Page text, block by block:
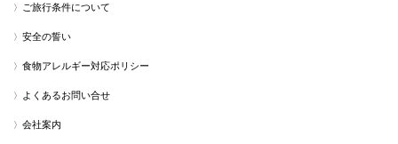
ご旅行条件について
安全の誓い
食物アレルギー対応ポリシー
よくあるお問い合せ
会社案内